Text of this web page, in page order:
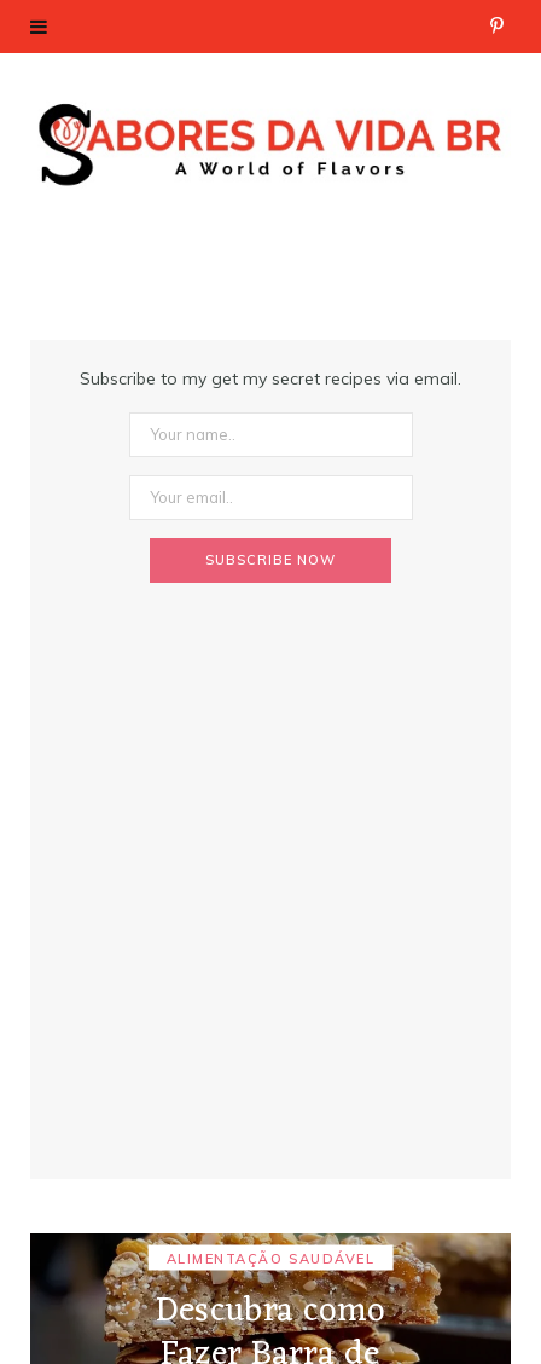
P
Subscribe to my get my secret recipes via email.
ALIMENTAÇÃO SAUDÁVEL
Descubra como